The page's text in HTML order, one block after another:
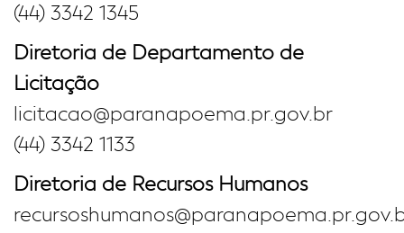
(44) 3342 1345
Diretoria de Departamento de
Licitação
licitacao@paranapoema.pr.gov.br
(44) 3342 1133
Diretoria de Recursos Humanos